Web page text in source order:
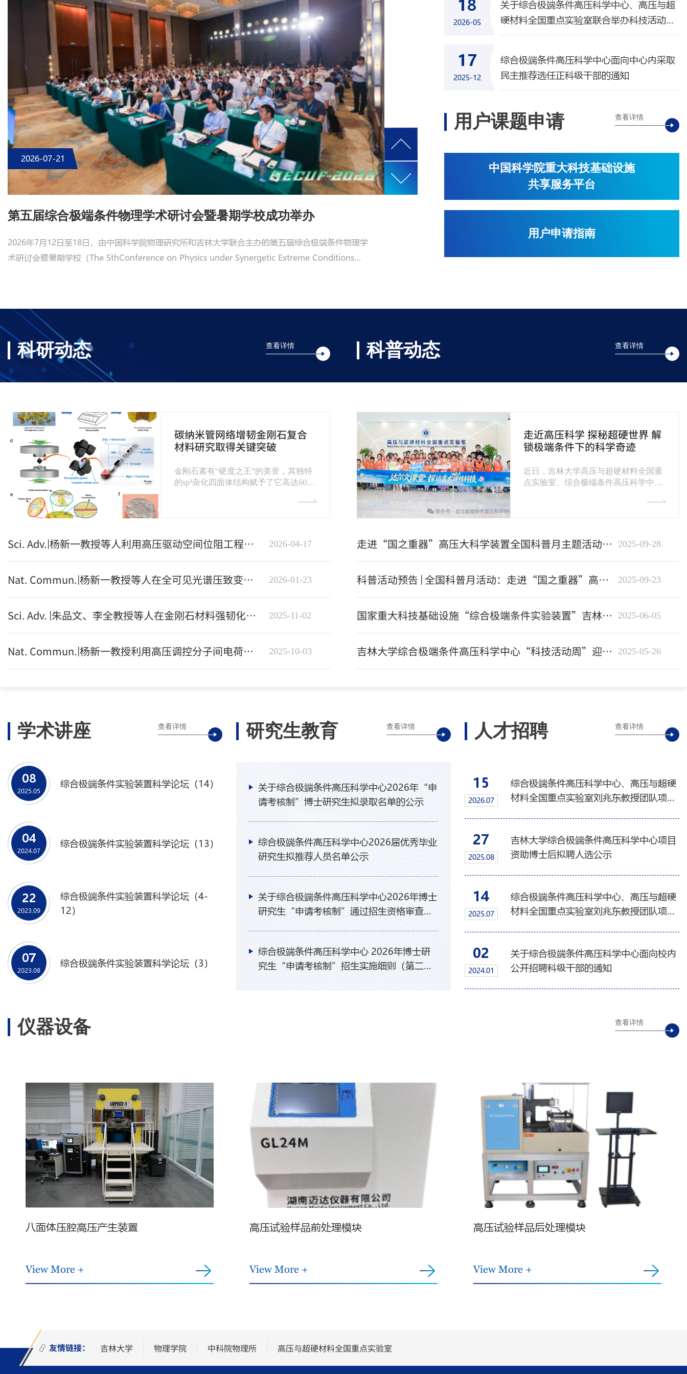
2026-07-21
第五届综合极端条件物理学术研讨会暨暑期学校成功举办
2026年7月12日至18日，由中国科学院物理研究所和吉林大学联合主办的第五届综合极端条件物理学
术研讨会暨暑期学校（The 5thConference on Physics under Synergetic Extreme Conditions
2026-06-02
为传承弘扬伟大长征精神，强化党员理想信念教育，筑牢思想根基，提升党性修养
工程教工党支部于5月27日在长春市净月长征郊野公园组织开展“夏日践初心，重走
18
2026-05
关于综合极端条件高压科学中心、高压与超
硬材料全国重点实验室联合举办科技活动周
暨实验室开放日活动的通知
17
2025-12
综合极端条件高压科学中心面向中心内采取
民主推荐选任正科级干部的通知
用户课题申请 查看详情
中国科学院重大科技基础设施
共享服务平台
用户申请指南
科研动态 查看详情
碳纳米管网络增韧金刚石复合
材料研究取得关键突破
金刚石素有“硬度之王”的美誉，其独特
的sp³杂化四面体结构赋予了它高达60-
具、钻探工具等不可或缺的工程材料。
然而，金刚石的低断裂韧性极低（3.4-
裂，严重限制了其在更广泛工业场景中
的应用。既想要金刚石的“硬”，又不想
它那么“脆”——这道困扰超硬材料学界
年7月9日，国际顶级学术期刊《自然·合
Sci. Adv.|杨新一教授等人利用高压驱动空间位阻工程实现共价有机框架材料的荧光增强与截获 2026-04-17
Nat. Commun.|杨新一教授等人在全可见光谱压致变色方面取得新进展 2026-01-23
Sci. Adv. |朱品文、李全教授等人在金刚石材料强韧化研究方面取得新进展 2025-11-02
Nat. Commun.|杨新一教授利用高压调控分子间电荷转移实现有机分子可控多色发光 2025-10-03
科普动态 查看详情
走近高压科学 探秘超硬世界 解
锁极端条件下的科学奇迹
近日，吉林大学高压与超硬材料全国重
点实验室、综合极端条件高压科学中
社吉林大学委员会联合举办“科技活动
周”和“全国科技工作者日”系列科普开放
举行，共吸引来自吉林大学附属中学小
学、东北师范大学附属中学小学、长春
外国语学校、吉林省第二实验学校、长
300余名学生、家长及社会大众参与。
走进“国之重器”高压大科学装置全国科普月主题活动圆满落幕 2025-09-28
科普活动预告 | 全国科普月活动：走进“国之重器”高压大科学装置 2025-09-23
国家重大科技基础设施“综合极端条件实验装置”吉林分部“科技活动周”圆满落幕 2025-06-05
吉林大学综合极端条件高压科学中心“科技活动周”迎来首批青少年访客 2025-05-26
学术讲座 查看详情
08
2025.05
综合极端条件实验装置科学论坛（14）
04
2024.07
综合极端条件实验装置科学论坛（13）
22
2023.09
综合极端条件实验装置科学论坛（4-
12）
07
2023.08
综合极端条件实验装置科学论坛（3）
研究生教育 查看详情
关于综合极端条件高压科学中心2026年“申
请考核制”博士研究生拟录取名单的公示
综合极端条件高压科学中心2026届优秀毕业
研究生拟推荐人员名单公示
关于综合极端条件高压科学中心2026年博士
研究生“申请考核制”通过招生资格审查考
综合极端条件高压科学中心 2026年博士研
究生“申请考核制”招生实施细则（第二
人才招聘 查看详情
15
2026.07
综合极端条件高压科学中心、高压与超硬
材料全国重点实验室刘兆东教授团队项目
27
2025.08
吉林大学综合极端条件高压科学中心项目
资助博士后拟聘人选公示
14
2025.07
综合极端条件高压科学中心、高压与超硬
材料全国重点实验室刘兆东教授团队项目
02
2024.01
关于综合极端条件高压科学中心面向校内
公开招聘科级干部的通知
仪器设备 查看详情
八面体压腔高压产生装置
View More +
高压试验样品前处理模块
View More +
高压试验样品后处理模块
View More +
友情链接： 吉林大学 物理学院 中科院物理所 高压与超硬材料全国重点实验室